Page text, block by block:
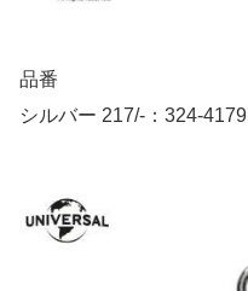
品番
シルバー 217/-：324-4179